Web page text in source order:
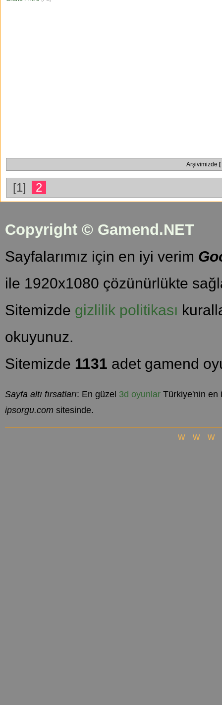
Arşivimizde
[1] 2
Copyright © Gamend.NET
Sayfalarımız için en iyi verim
ile 1920x1080 çözünürlükte
Sitemizde gizlilik politikası
okuyunuz.
Sitemizde 1131 adet gamend
Sayfa altı fırsatları: En güzel 3d oyunlar Türkiye'nin en
ipsorgu.com sitesinde.